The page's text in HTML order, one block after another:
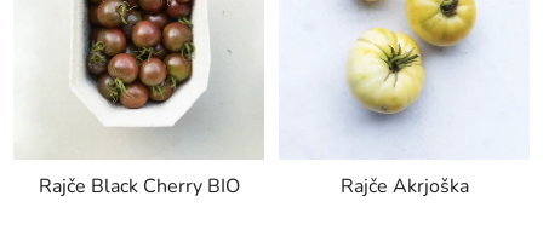
Rajče Black Cherry BIO Rajče Akrjoška